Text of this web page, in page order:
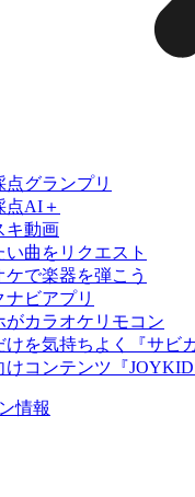
点グランプリ
点AI＋
キ動画
い曲をリクエスト
ケで楽器を弾こう
ナビアプリ
がカラオケリモコン
けを気持ちよく『サビカ
けコンテンツ『
情報